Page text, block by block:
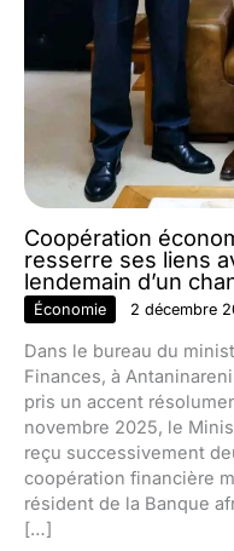
Coopération
resserre ses liens
lendemain d’un
Économie 2 décembre
Dans le bureau du
Finances, à
pris un accent
novembre 2025, le
reçu successivement
coopération financière
résident de la Banque
[…]